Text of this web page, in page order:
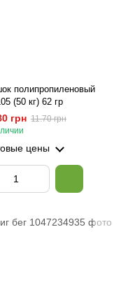
полипропиленовый
(50 кг) 62 гр
грн 11.70 грн
цены